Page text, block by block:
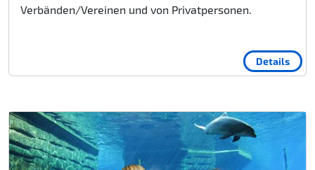
Verbänden/Vereinen und von Privatpersonen.
Details